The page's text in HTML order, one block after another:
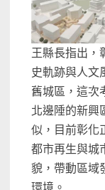
王縣長指出，
史軌跡與人文
舊城區，這次
北邊陲的新興
似，目前彰化
都市再生與城
貌，帶動區域